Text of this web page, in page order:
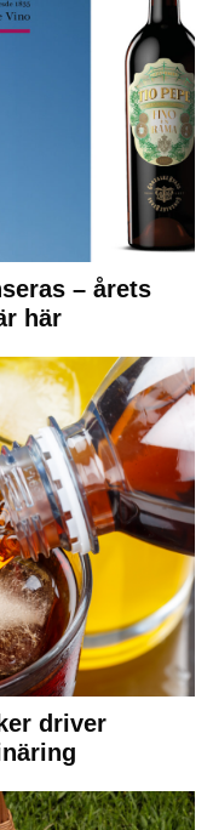
– årets
här
driver